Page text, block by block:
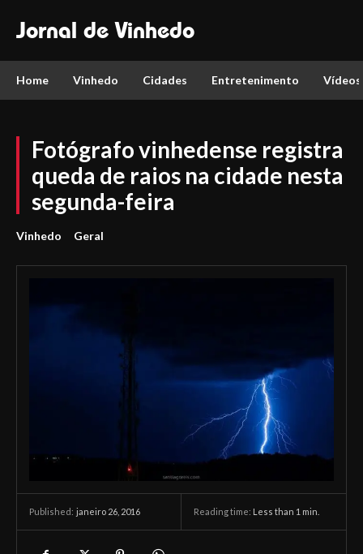
Jornal de Vinhedo
Home Vinhedo Cidades Entretenimento Vídeos
Fotógrafo vinhedense registra
queda de raios na cidade nesta
segunda-feira
Vinhedo Geral
Published: janeiro 26, 2016 Reading time: Less than 1 min.